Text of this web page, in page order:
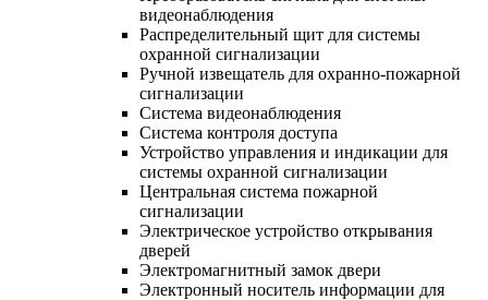
видеонаблюдения
Распределительный щит для системы
охранной сигнализации
Ручной извещатель для охранно-пожарной
сигнализации
Система видеонаблюдения
Система контроля доступа
Устройство управления и индикации для
системы охранной сигнализации
Центральная система пожарной
сигнализации
Электрическое устройство открывания
дверей
Электромагнитный замок двери
Электронный носитель информации для